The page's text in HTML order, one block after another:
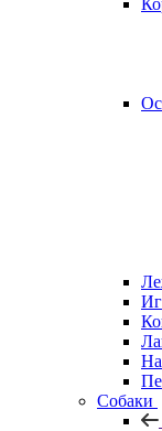
Собаки